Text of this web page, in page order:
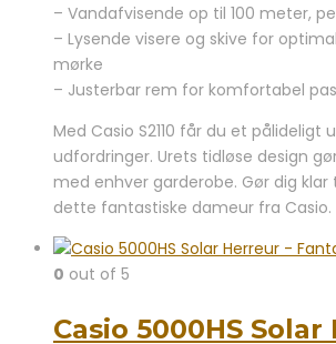
– Vandafvisende op til 100 meter,
– Lysende visere og skive for
mørke
– Justerbar rem for komfortabel
Med Casio S2110 får du et pålideligt
udfordringer. Urets tidløse design
med enhver garderobe. Gør dig
dette fantastiske dameur fra Casio.
0 out of 5
Casio 5000HS